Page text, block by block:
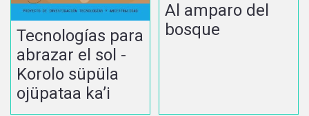
Tecnologías para
abrazar el sol -
Korolo süpüla
ojüpataa ka’i
Al amparo del
bosque